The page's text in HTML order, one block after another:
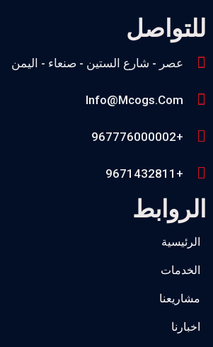
للتواصل
عصر - شارع الستين - صنعاء - اليمن
Info@mcogs.com
+967776000002
+9671432811
الروابط
الرئيسية
الخدمات
مشاريعنا
اخبارنا